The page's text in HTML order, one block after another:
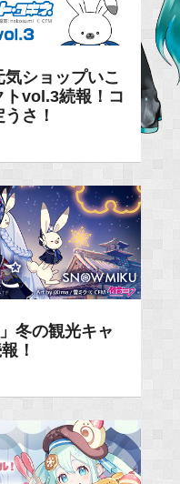
ショップいこ
トvol.3続報！コ
さ！
冬の観光キャ
！